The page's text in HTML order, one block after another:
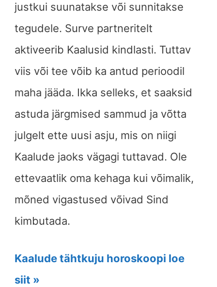
justkui suunatakse või sunnitakse
tegudele. Surve partneritelt
aktiveerib Kaalusid kindlasti. Tuttav
viis või tee võib ka antud perioodil
maha jääda. Ikka selleks, et saaksid
astuda järgmised sammud ja võtta
julgelt ette uusi asju, mis on niigi
Kaalude jaoks vägagi tuttavad. Ole
ettevaatlik oma kehaga kui võimalik,
mõned vigastused võivad Sind
kimbutada.
Kaalude tähtkuju horoskoopi loe
siit »